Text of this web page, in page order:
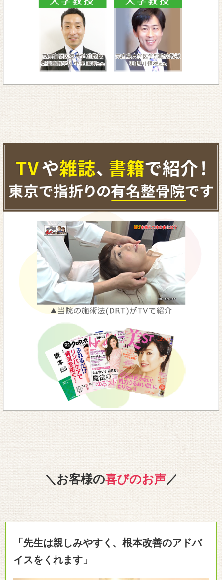
＼お客様の喜びのお声／
「先生は親しみやすく、根本改善のアドバ
イスをくれます」